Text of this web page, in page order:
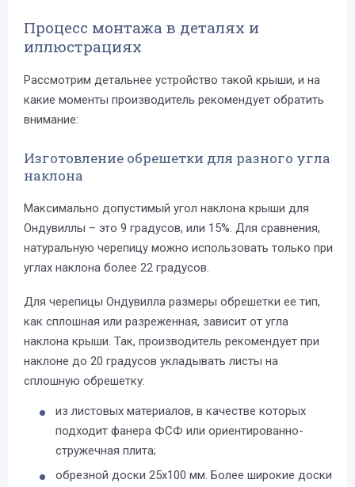
Процесс монтажа в деталях и
иллюстрациях
Рассмотрим детальнее устройство такой крыши, и на
какие моменты производитель рекомендует обратить
внимание:
Изготовление обрешетки для разного угла
наклона
Максимально допустимый угол наклона крыши для
Ондувиллы – это 9 градусов, или 15%. Для сравнения,
натуральную черепицу можно использовать только при
углах наклона более 22 градусов.
Для черепицы Ондувилла размеры обрешетки ее тип,
как сплошная или разреженная, зависит от угла
наклона крыши. Так, производитель рекомендует при
наклоне до 20 градусов укладывать листы на
сплошную обрешетку:
из листовых материалов, в качестве которых
подходит фанера ФСФ или ориентированно-
стружечная плита;
обрезной доски 25х100 мм. Более широкие доски